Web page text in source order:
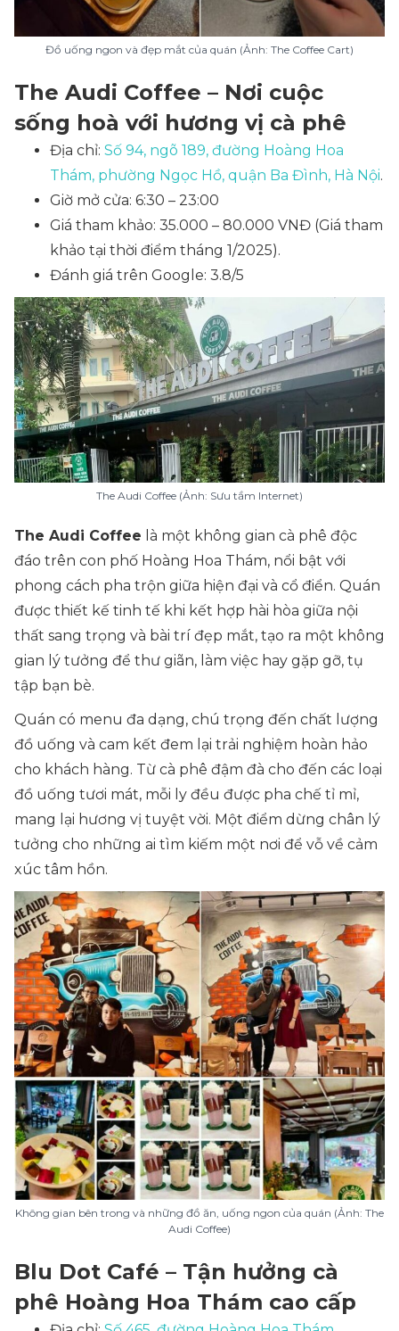
Đồ uống ngon và đẹp mắt của quán (Ảnh: The Coffee Cart)
The Audi Coffee – Nơi cuộc
sống hoà với hương vị cà phê
Địa chỉ: Số 94, ngõ 189, đường Hoàng Hoa
Thám, phường Ngọc Hồ, quận Ba Đình, Hà Nội.
Giờ mở cửa: 6:30 – 23:00
Giá tham khảo: 35.000 – 80.000 VNĐ (Giá tham
khảo tại thời điểm tháng 1/2025).
Đánh giá trên Google: 3.8/5
The Audi Coffee (Ảnh: Sưu tầm Internet)
The Audi Coffee là một không gian cà phê độc
đáo trên con phố Hoàng Hoa Thám, nổi bật với
phong cách pha trộn giữa hiện đại và cổ điển. Quán
được thiết kế tinh tế khi kết hợp hài hòa giữa nội
thất sang trọng và bài trí đẹp mắt, tạo ra một không
gian lý tưởng để thư giãn, làm việc hay gặp gỡ, tụ
tập bạn bè.
Quán có menu đa dạng, chú trọng đến chất lượng
đồ uống và cam kết đem lại trải nghiệm hoàn hảo
cho khách hàng. Từ cà phê đậm đà cho đến các loại
đồ uống tươi mát, mỗi ly đều được pha chế tỉ mỉ,
mang lại hương vị tuyệt vời. Một điểm dừng chân lý
tưởng cho những ai tìm kiếm một nơi để vỗ về cảm
xúc tâm hồn.
Không gian bên trong và những đồ ăn, uống ngon của quán (Ảnh: The
Audi Coffee)
Blu Dot Café – Tận hưởng cà
phê Hoàng Hoa Thám cao cấp